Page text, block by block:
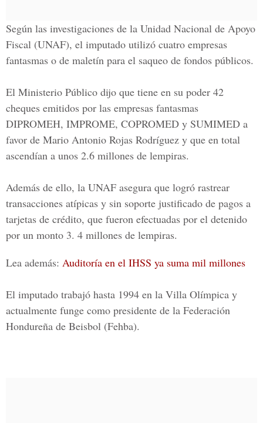
Según las investigaciones de la Unidad Nacional de Apoyo
Fiscal (UNAF), el imputado utilizó cuatro empresas
fantasmas o de maletín para el saqueo de fondos públicos.
El Ministerio Público dijo que tiene en su poder 42
cheques emitidos por las empresas fantasmas
DIPROMEH, IMPROME, COPROMED y SUMIMED a
favor de Mario Antonio Rojas Rodríguez y que en total
ascendían a unos 2.6 millones de lempiras.
Además de ello, la UNAF asegura que logró rastrear
transacciones atípicas y sin soporte justificado de pagos a
tarjetas de crédito, que fueron efectuadas por el detenido
por un monto 3. 4 millones de lempiras.
Lea además: Auditoría en el IHSS ya suma mil millones
El imputado trabajó hasta 1994 en la Villa Olímpica y
actualmente funge como presidente de la Federación
Hondureña de Beisbol (Fehba).